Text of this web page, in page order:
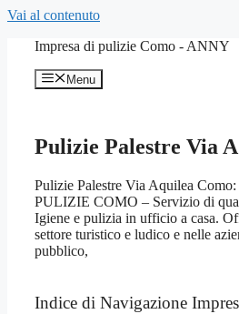
Vai al contenuto
Impresa di pulizie Como - ANNY
Menu
Pulizie Palestre Via
Pulizie Palestre Via Aquilea
PULIZIE COMO – Servizio di
Igiene e pulizia in ufficio a casa.
settore turistico e ludico e nelle
pubblico,
Indice di Navigazione